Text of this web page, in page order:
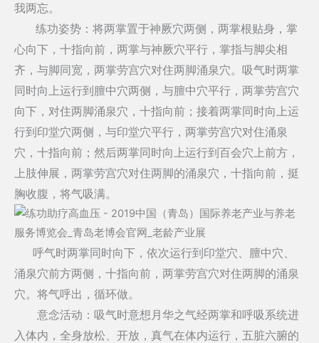
我两忘。
练功姿势：将两掌置于神厥穴两侧，两掌根贴身，掌
心向下，十指向前，两掌与神厥穴平行，掌指与脚尖相
齐，与脚同宽，两掌劳宫穴对住两脚涌泉穴。吸气时两掌
同时向上运行到膻中穴两侧，与膻中穴平行，两掌劳宫穴
向下，对住两脚涌泉穴，十指向前；接着两掌同时向上运
行到印堂穴两侧，与印堂穴平行，两掌劳宫穴对住涌泉
穴，十指向前；然后两掌同时向上运行到百会穴上前方，
上肢伸展，两掌劳宫穴对住两脚的涌泉穴，十指向前，挺
胸收腹，将气吸满。
呼气时两掌同时向下，依次运行到印堂穴、膻中穴、
涌泉穴前方两侧，十指向前，两掌劳宫穴对住两脚的涌泉
穴。将气呼出，循环做。
意念活动：吸气时意想月华之气经两掌和呼吸系统进
入体内，全身放松、开放，真气在体内运行，五脏六腑的